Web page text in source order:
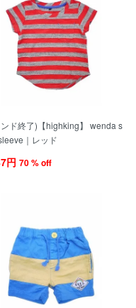
ド終了)【highking】 wenda s
｜レッド
円 70 % off